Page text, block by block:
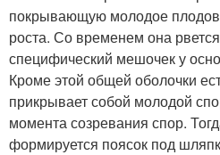
покрывающую молодое
роста. Со временем она
специфический мешочек у
Кроме этой общей оболочки
прикрывает собой молодой
момента созревания спор.
формируется поясок под